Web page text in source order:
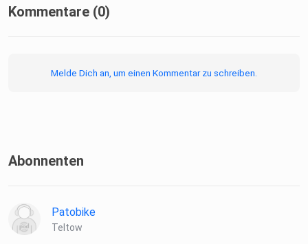
Word für Lehrer Onlinekurs
Beitrag der Heute-Show (ab 5:30)
Kommentare (0)
Melde Dich an, um einen Kommentar zu schreiben.
Abonnenten
Patobike
Teltow